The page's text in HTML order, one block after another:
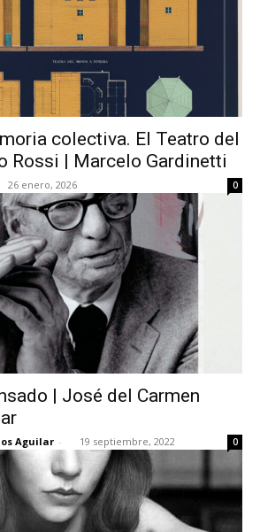
colectiva. El Teatro del
Rossi | Marcelo Gardinetti
26 enero, 2026 0
| José del Carmen
Aguilar - 19 septiembre, 2022 0